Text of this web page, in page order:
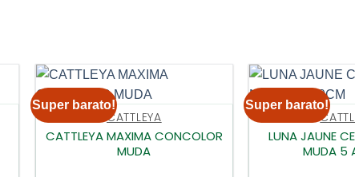
Super barato!
CATTLEYA
CATTLEYA MAXIMA CONCOLOR
MUDA
Super barato!
LUNA JAUNE
MUDA 5